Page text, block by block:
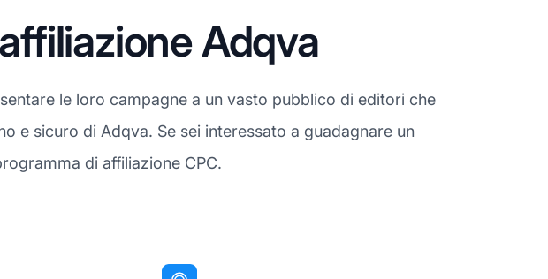
Adqva
le loro campagne a un vasto pubblico di editori che
e sicuro di Adqva. Se sei interessato a guadagnare un
di affiliazione CPC.